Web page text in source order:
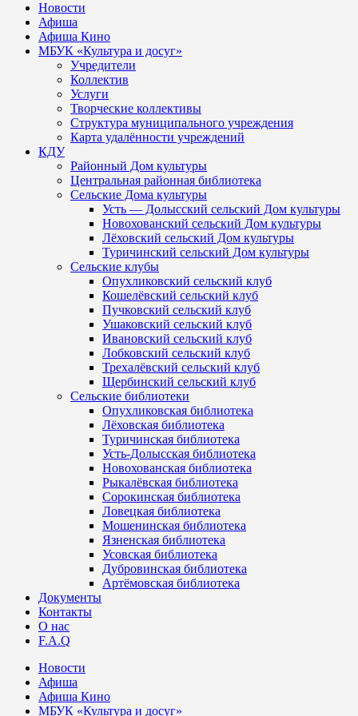
Новости
Афиша
Афиша Кино
МБУК «Культура и досуг»
Учредители
Коллектив
Услуги
Творческие коллективы
Структура муниципального учреждения
Карта удалённости учреждений
КДУ
Районный Дом культуры
Центральная районная библиотека
Сельские Дома культуры
Усть — Долысский сельский Дом культуры
Новохованский сельский Дом культуры
Лёховский сельский Дом культуры
Туричинский сельский Дом культуры
Сельские клубы
Опухликовский сельский клуб
Кошелёвский сельский клуб
Пучковский сельский клуб
Ушаковский сельский клуб
Ивановский сельский клуб
Лобковский сельский клуб
Трехалёвский сельский клуб
Щербинский сельский клуб
Сельские библиотеки
Опухликовская библиотека
Лёховская библиотека
Туричинская библиотека
Усть-Долысская библиотека
Новохованская библиотека
Рыкалёвская библиотека
Сорокинская библиотека
Ловецкая библиотека
Мошенинская библиотека
Язненская библиотека
Усовская библиотека
Дубровинская библиотека
Артёмовская библиотека
Документы
Контакты
О нас
F.A.Q
Новости
Афиша
Афиша Кино
МБУК «Культура и досуг»